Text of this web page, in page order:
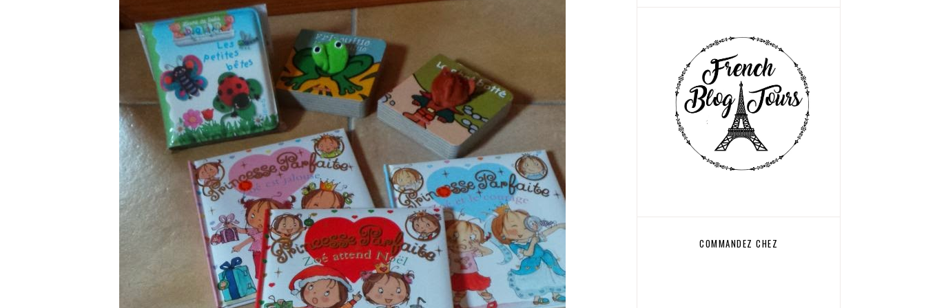
COMMANDEZ CHEZ